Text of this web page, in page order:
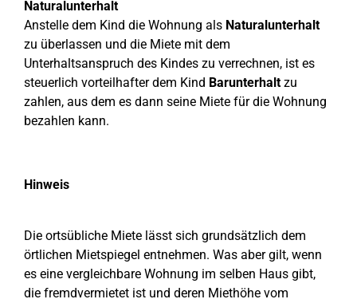
Naturalunterhalt
Anstelle dem Kind die Wohnung als Naturalunterhalt
zu überlassen und die Miete mit dem
Unterhaltsanspruch des Kindes zu verrechnen, ist es
steuerlich vorteilhafter dem Kind Barunterhaltzu
zahlen, aus dem es dann seine Miete für die Wohnung
bezahlen kann.
Hinweis
Die ortsübliche Miete lässt sich grundsätzlich dem
örtlichen Mietspiegel entnehmen. Was aber gilt, wenn
es eine vergleichbare Wohnung im selben Haus gibt,
die fremdvermietet ist und deren Miethöhe vom